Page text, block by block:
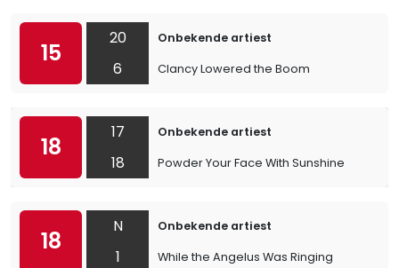
15
20
6
Onbekende artiest
Clancy Lowered the Boom
18
17
18
Onbekende artiest
Powder Your Face With Sunshine
18
N
1
Onbekende artiest
While the Angelus Was Ringing